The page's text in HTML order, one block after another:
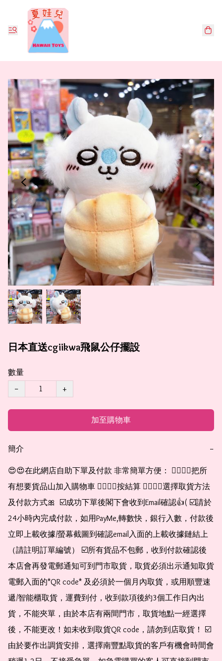
日本直送cgiikwa飛鼠公仔擺設
數量
−
+
加至購物車
簡介 −
😍😍在此網店自助下單及付款 非常簡單方便： 👉🏻👉🏻把所
有想要貨品山加入購物車 👉🏻👉🏻按結算 👉🏻👉🏻選擇取貨方法
及付款方式🎀  ☑️成功下單後閣下會收到Email確認👍( ☑️請於
24小時內完成付款，如用PayMe,轉數快，銀行入數，付款後
立即上載收據/螢幕截圖到確認email入面的上載收據鏈結上
（請註明訂單編號） ☑️所有貨品不包郵，收到付款確認後
本店會再發電郵通知可到門市取貨，取貨必須出示通知取貨
電郵入面的*QR code* 及必須於一個月內取貨，或用順豐速
遞/智能櫃取貨，運費到付，收到款項後約3個工作日內出
貨，不能夾單，由於本店有兩間門市，取貨地點一經選擇
後，不能更改！如未收到取貨QR code，請勿到店取貨！ ☑️
由於要作出調貨安排，選擇南豐點取貨的客戶有機會時間會